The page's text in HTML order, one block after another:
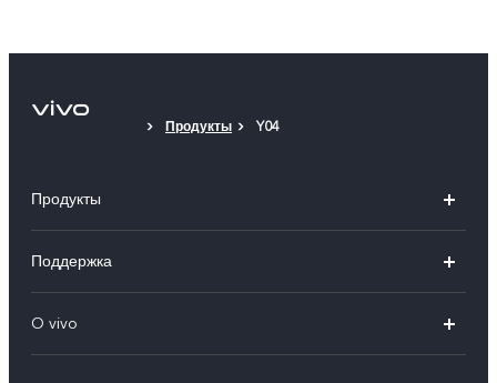
Продукты Y04
Продукты
V30 5G
V30 Lite
Поддержка
Сервисный центр
O vivo